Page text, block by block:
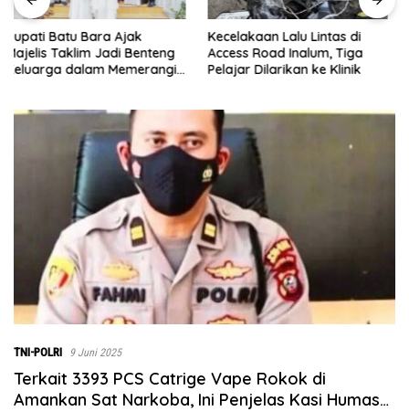
Kecelakaan Lalu Lintas di
Access Road Inalum, Tiga
Pelajar Dilarikan ke Klinik
Menjelang Penutupan TMMD
ke-129, Pasiter Kodim
0208/Asahan Cek Sarana Air
TNI-POLRI 9 Juni 2025
Terkait 3393 PCS Catrige Vape Rokok di
Amankan Sat Narkoba, Ini Penjelas Kasi Humas